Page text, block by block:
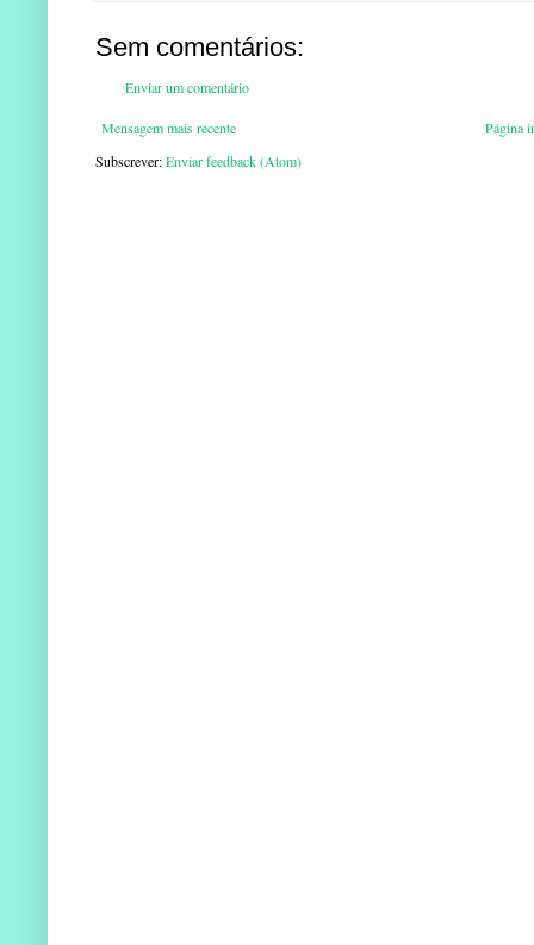
Sem comentários:
Enviar um comentário
Mensagem mais recente
Página
Subscrever:Enviar feedback (Atom)